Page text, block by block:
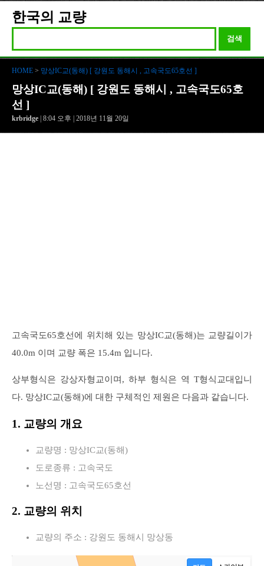
한국의 교량
검색
HOME > 망상IC교(동해) [ 강원도 동해시 , 고속국도65호선 ]
망상IC교(동해) [ 강원도 동해시 , 고속국도65호
선 ]
krbridge | 8:04 오후 | 2018년 11월 20일
고속국도65호선에 위치해 있는 망상IC교(동해)는 교량길이가
40.0m 이며 교량 폭은 15.4m 입니다.
상부형식은 강상자형교이며, 하부 형식은 역 T형식교대입니
다. 망상IC교(동해)에 대한 구체적인 제원은 다음과 같습니다.
1. 교량의 개요
교량명 : 망상IC교(동해)
도로종류 : 고속국도
노선명 : 고속국도65호선
2. 교량의 위치
교량의 주소 : 강원도 동해시 망상동